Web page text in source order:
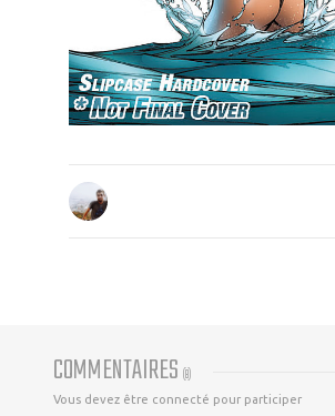
COMMENTAIRES (8)
Vous devez être connecté pour participer